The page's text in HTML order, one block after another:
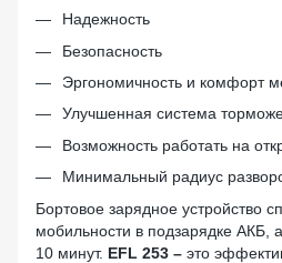
Надежность
Безопасность
Эргономичность и комфорт
Улучшенная система
Возможность работать на
Минимальный радиус
Бортовое зарядное устройство
мобильности в подзарядке АКБ,
10 минут. EFL 253 – это э